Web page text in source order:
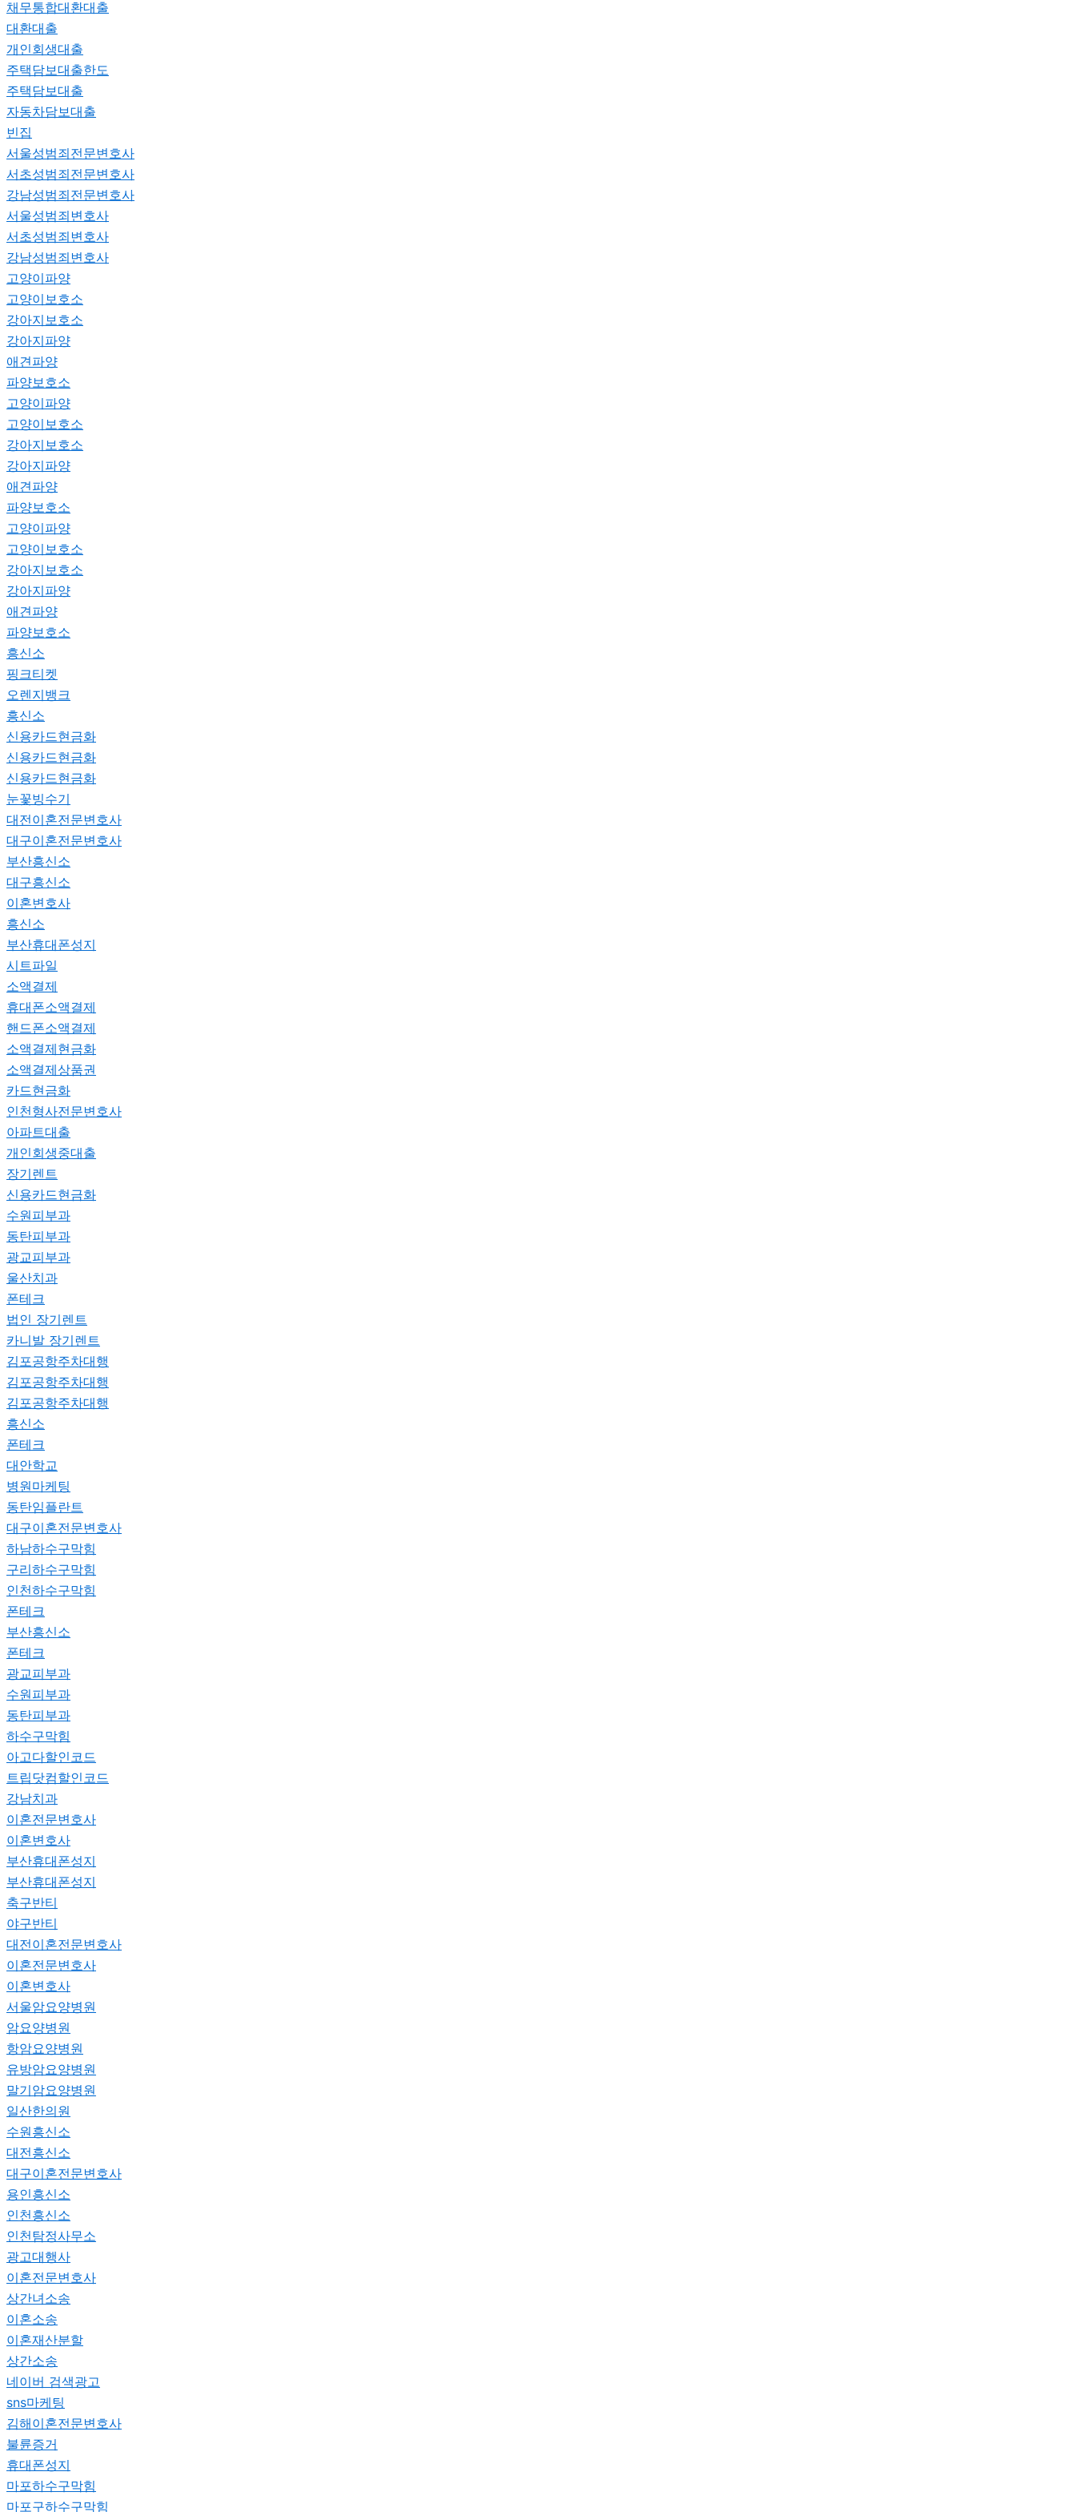
채무통합대환대출
대환대출
개인회생대출
주택담보대출한도
주택담보대출
자동차담보대출
빈집
서울성범죄전문변호사
서초성범죄전문변호사
강남성범죄전문변호사
서울성범죄변호사
서초성범죄변호사
강남성범죄변호사
고양이파양
고양이보호소
강아지보호소
강아지파양
애견파양
파양보호소
고양이파양
고양이보호소
강아지보호소
강아지파양
애견파양
파양보호소
고양이파양
고양이보호소
강아지보호소
강아지파양
애견파양
파양보호소
흥신소
핑크티켓
오렌지뱅크
흥신소
신용카드현금화
신용카드현금화
신용카드현금화
눈꽃빙수기
대전이혼전문변호사
대구이혼전문변호사
부산흥신소
대구흥신소
이혼변호사
흥신소
부산휴대폰성지
시트파일
소액결제
휴대폰소액결제
핸드폰소액결제
소액결제현금화
소액결제상품권
카드현금화
인천형사전문변호사
아파트대출
개인회생중대출
장기렌트
신용카드현금화
수원피부과
동탄피부과
광교피부과
울산치과
폰테크
법인 장기렌트
카니발 장기렌트
김포공항주차대행
김포공항주차대행
김포공항주차대행
흥신소
폰테크
대안학교
병원마케팅
동탄임플란트
대구이혼전문변호사
하남하수구막힘
구리하수구막힘
인천하수구막힘
폰테크
부산흥신소
폰테크
광교피부과
수원피부과
동탄피부과
하수구막힘
아고다할인코드
트립닷컴할인코드
강남치과
이혼전문변호사
이혼변호사
부산휴대폰성지
부산휴대폰성지
축구반티
야구반티
대전이혼전문변호사
이혼전문변호사
이혼변호사
서울암요양병원
암요양병원
항암요양병원
유방암요양병원
말기암요양병원
일산한의원
수원흥신소
대전흥신소
대구이혼전문변호사
용인흥신소
인천흥신소
인천탐정사무소
광고대행사
이혼전문변호사
상간녀소송
이혼소송
이혼재산분할
상간소송
네이버 검색광고
sns마케팅
김해이혼전문변호사
불륜증거
휴대폰성지
마포하수구막힘
마포구하수구막힘